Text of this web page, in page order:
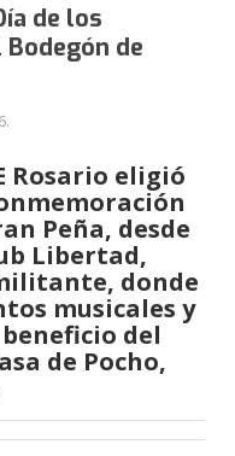
de los
de
.
Rosario eligió
Peña, desde
Libertad,
donde
musicales y
del
de Pocho,